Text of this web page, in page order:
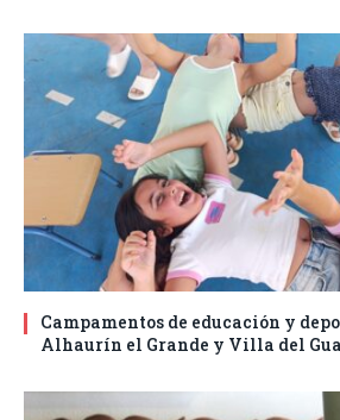
Campamentos de educación y
Alhaurín el Grande y Villa del